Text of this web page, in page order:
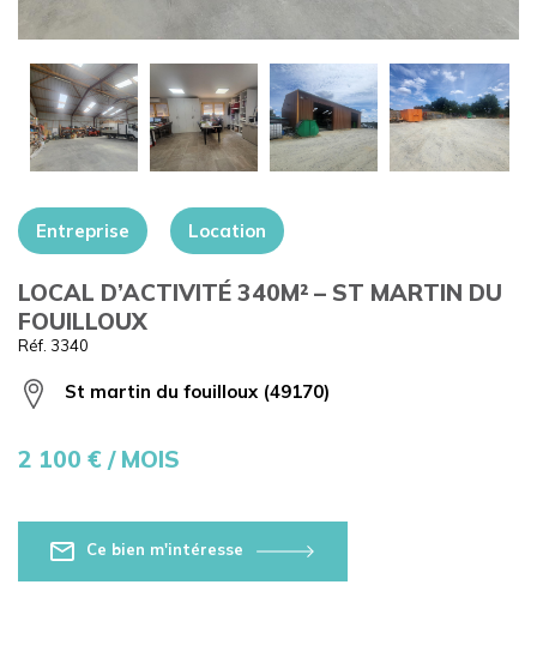
+
Entreprise Location
LOCAL D’ACTIVITÉ 340M² – ST MARTIN DU
FOUILLOUX
Réf. 3340
St martin du fouilloux (49170)
2 100 € / MOIS
Ce bien m'intéresse